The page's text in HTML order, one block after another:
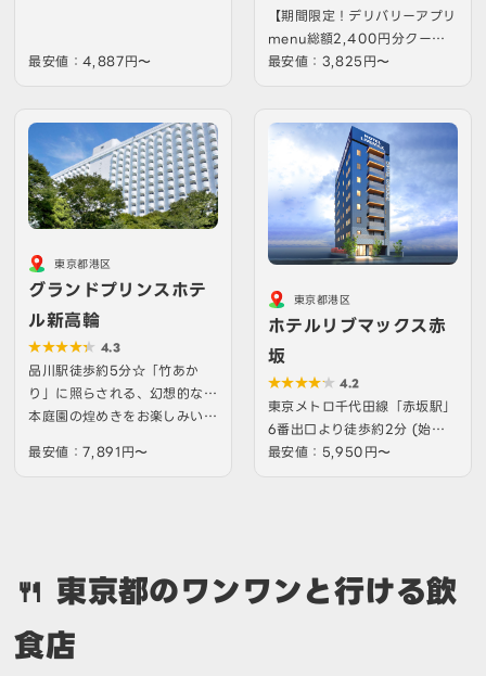
最安値：4,887円〜
【期間限定！デリバリーアプリ
menu総額2,400円分クーポ
ンを初回限定で配布中】
最安値：3,825円〜
東京都港区
グランドプリンスホテ
ル新高輪
4.3
品川駅徒歩約5分☆「竹あか
り」に照らされる、幻想的な日
本庭園の煌めきをお楽しみい…
最安値：7,891円〜
東京都港区
ホテルリブマックス赤
坂
4.2
東京メトロ千代田線「赤坂駅」
6番出口より徒歩約2分 (始
発〜22:00利用可能)
最安値：5,950円〜
🍴 東京都のワンワンと行ける飲
食店